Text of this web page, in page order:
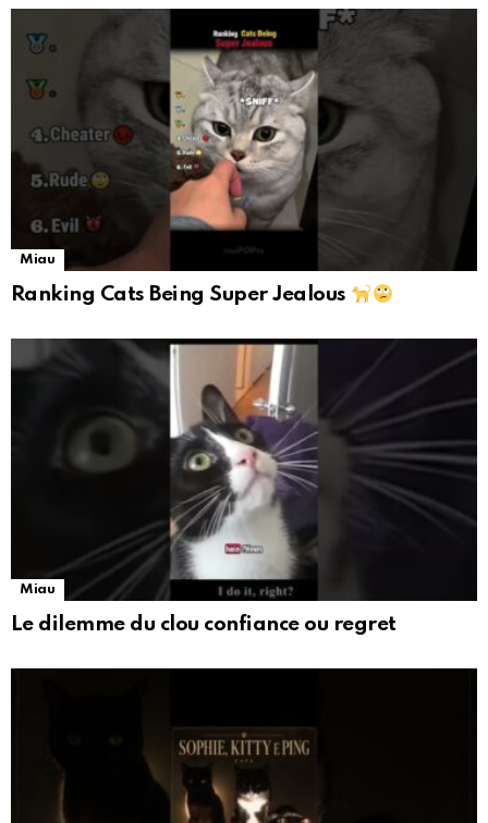
Miau
Ranking Cats Being Super Jealous
Miau
Le dilemme du clou confiance ou regret